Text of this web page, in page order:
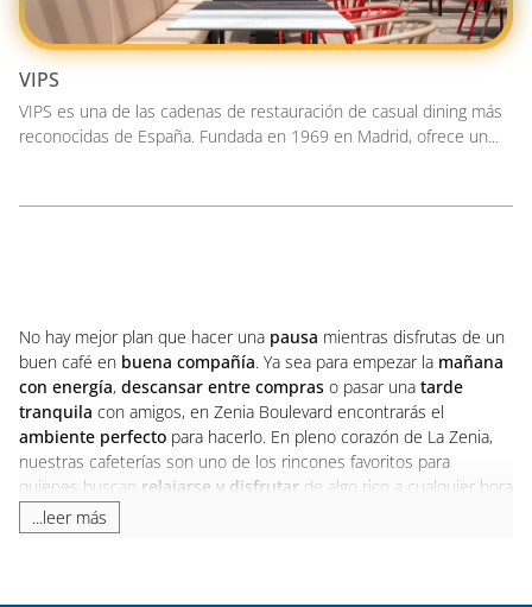
VIPS
VIPS es una de las cadenas de restauración de casual dining más
reconocidas de España. Fundada en 1969 en Madrid, ofrece un...
No hay mejor plan que hacer una pausa mientras disfrutas de un
buen café en buena compañía. Ya sea para empezar la mañana
con energía, descansar entre compras o pasar una tarde
tranquila con amigos, en Zenia Boulevard encontrarás el
ambiente perfecto para hacerlo. En pleno corazón de La Zenia,
nuestras cafeterías son uno de los rincones favoritos para
quienes buscan relajarse y disfrutar de algo rico a cualquier hora
del día.
...leer más